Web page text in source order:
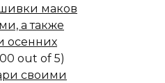
маков
а также
осенних
out of 5)
своими